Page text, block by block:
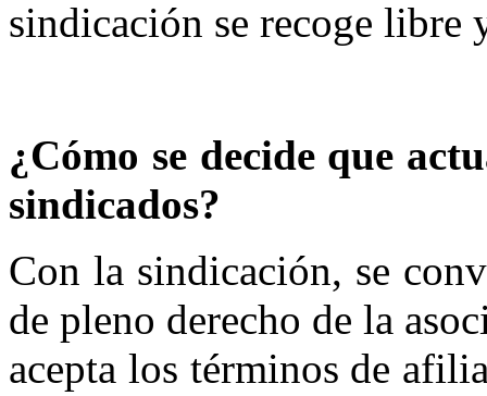
sindicación se recoge libre
¿Cómo se decide que
sindicados?
Con la sindicación, se
de pleno derecho de la
acepta los términos de